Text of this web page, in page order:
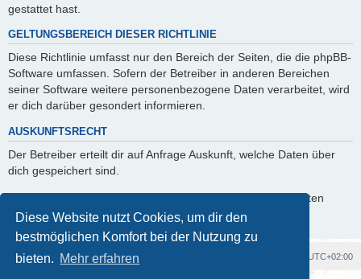
Diese Website nutzt Cookies, um dir den
bestmöglichen Komfort bei der Nutzung zu
bieten. Mehr erfahren
gestattet hast.
GELTUNGSBEREICH DIESER RICHTLINIE
Diese Richtlinie umfasst nur den Bereich der Seiten, die die phpBB-
Software umfassen. Sofern der Betreiber in anderen Bereichen
seiner Software weitere personenbezogene Daten verarbeitet, wird
er dich darüber gesondert informieren.
AUSKUNFTSRECHT
Der Betreiber erteilt dir auf Anfrage Auskunft, welche Daten über
dich gespeichert sind.
Du kannst jederzeit die Löschung bzw. Sperrung deiner Daten
verlangen. Kontaktiere hierzu bitte den Betreiber.
Foren-Übersicht UTC+02:00